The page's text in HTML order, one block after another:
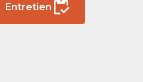
Entretien